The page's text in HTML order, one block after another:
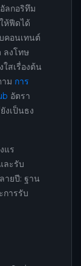
ลกอริทึม
ห้ฟีดได้
คอนเทนต์
ลงโทษ
สเรื่องต้น
ม การ
อัตรา
เป็นธง
แร
ละรับ
ายปี: ฐาน
การรับ